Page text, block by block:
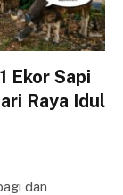
Ekor Sapi
Raya Idul
dan